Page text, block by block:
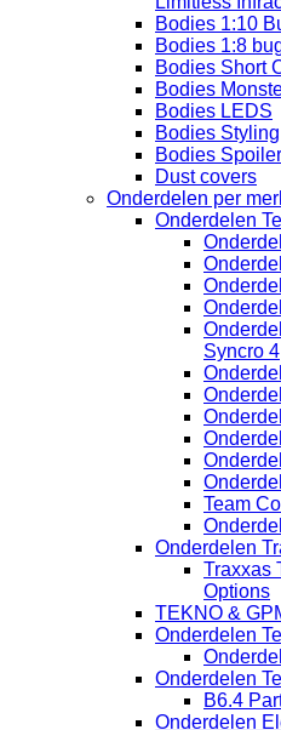
Bodies 1:10
Bodies 1:8
Bodies Short
Bodies
Bodies LEDS
Bodies Styling
Bodies
Dust covers
Onderdelen per
Onderdelen
Syncro 4
Team
Onderdelen
Traxxas
Options
TEKNO &
Onderdelen
Onderdelen
B6.4
Onderdelen